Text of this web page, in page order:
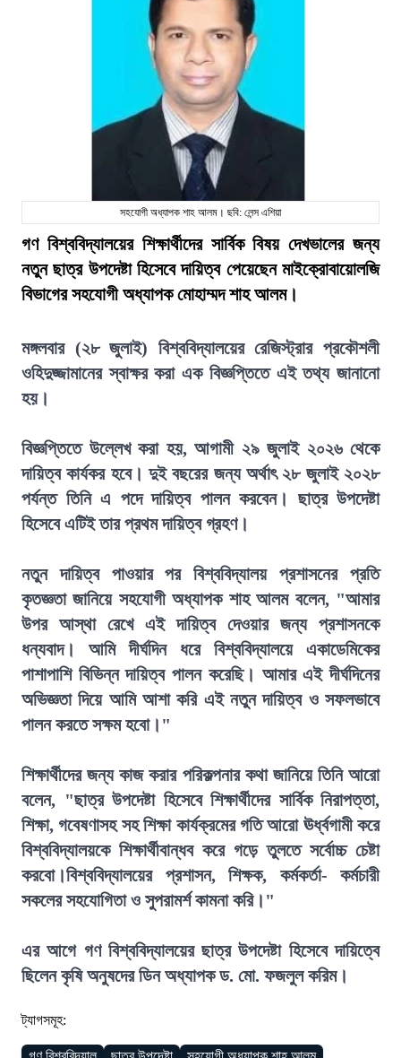
সহযোগী অধ্যাপক শাহ আলম। ছবি: লেন্স এশিয়া
গণ বিশ্ববিদ্যালয়ের শিক্ষার্থীদের সার্বিক বিষয় দেখভালের জন্য
নতুন ছাত্র উপদেষ্টা হিসেবে দায়িত্ব পেয়েছেন মাইক্রোবায়োলজি
বিভাগের সহযোগী অধ্যাপক মোহাম্মদ শাহ আলম।
মঙ্গলবার (২৮ জুলাই) বিশ্ববিদ্যালয়ের রেজিস্ট্রার প্রকৌশলী
ওহিদুজ্জামানের স্বাক্ষর করা এক বিজ্ঞপ্তিতে এই তথ্য জানানো
হয়।
বিজ্ঞপ্তিতে উল্লেখ করা হয়, আগামী ২৯ জুলাই ২০২৬ থেকে
দায়িত্ব কার্যকর হবে। দুই বছরের জন্য অর্থাৎ ২৮ জুলাই ২০২৮
পর্যন্ত তিনি এ পদে দায়িত্ব পালন করবেন। ছাত্র উপদেষ্টা
হিসেবে এটিই তার প্রথম দায়িত্ব গ্রহণ।
নতুন দায়িত্ব পাওয়ার পর বিশ্ববিদ্যালয় প্রশাসনের প্রতি
কৃতজ্ঞতা জানিয়ে সহযোগী অধ্যাপক শাহ আলম বলেন, "আমার
উপর আস্থা রেখে এই দায়িত্ব দেওয়ার জন্য প্রশাসনকে
ধন্যবাদ। আমি দীর্ঘদিন ধরে বিশ্ববিদ্যালয়ে একাডেমিকের
পাশাপাশি বিভিন্ন দায়িত্ব পালন করেছি। আমার এই দীর্ঘদিনের
অভিজ্ঞতা দিয়ে আমি আশা করি এই নতুন দায়িত্ব ও সফলভাবে
পালন করতে সক্ষম হবো।"
শিক্ষার্থীদের জন্য কাজ করার পরিকল্পনার কথা জানিয়ে তিনি আরো
বলেন, "ছাত্র উপদেষ্টা হিসেবে শিক্ষার্থীদের সার্বিক নিরাপত্তা,
শিক্ষা, গবেষণাসহ সহ শিক্ষা কার্যক্রমের গতি আরো ঊর্ধ্বগামী করে
বিশ্ববিদ্যালয়কে শিক্ষার্থীবান্ধব করে গড়ে তুলতে সর্বোচ্চ চেষ্টা
করবো।বিশ্ববিদ্যালয়ের প্রশাসন, শিক্ষক, কর্মকর্তা- কর্মচারী
সকলের সহযোগিতা ও সুপরামর্শ কামনা করি।"
এর আগে গণ বিশ্ববিদ্যালয়ের ছাত্র উপদেষ্টা হিসেবে দায়িত্বে
ছিলেন কৃষি অনুষদের ডিন অধ্যাপক ড. মো. ফজলুল করিম।
ট্যাগসমূহ: